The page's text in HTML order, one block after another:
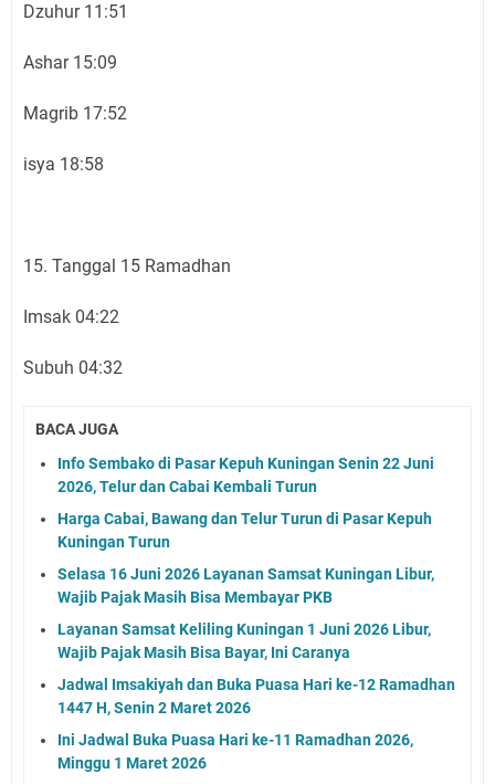
Dzuhur 11:51
Ashar 15:09
Magrib 17:52
isya 18:58
15. Tanggal 15 Ramadhan
Imsak 04:22
Subuh 04:32
BACA JUGA
Info Sembako di Pasar Kepuh Kuningan Senin 22 Juni
2026, Telur dan Cabai Kembali Turun
Harga Cabai, Bawang dan Telur Turun di Pasar Kepuh
Kuningan Turun
Selasa 16 Juni 2026 Layanan Samsat Kuningan Libur,
Wajib Pajak Masih Bisa Membayar PKB
Layanan Samsat Keliling Kuningan 1 Juni 2026 Libur,
Wajib Pajak Masih Bisa Bayar, Ini Caranya
Jadwal Imsakiyah dan Buka Puasa Hari ke-12 Ramadhan
1447 H, Senin 2 Maret 2026
Ini Jadwal Buka Puasa Hari ke-11 Ramadhan 2026,
Minggu 1 Maret 2026